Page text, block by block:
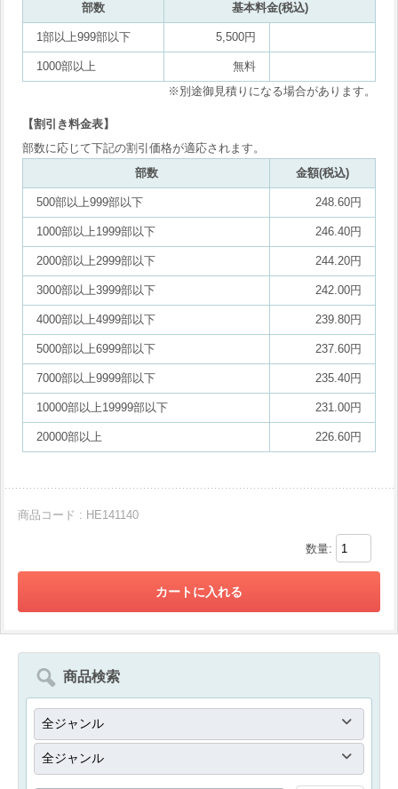
部数 基本料金(税込)
1部以上999部以下 5,500円
1000部以上
無料
※別途御見積りになる場合があります。
【割引き料金表】
部数に応じて下記の割引価格が適応されます。
部数
金額(税込)
500部以上999部以下 248.60円
1000部以上1999部以下 246.40円
2000部以上2999部以下 244.20円
3000部以上3999部以下 242.00円
4000部以上4999部以下 239.80円
5000部以上6999部以下 237.60円
7000部以上9999部以下 235.40円
10000部以上19999部以下 231.00円
20000部以上 226.60円
商品コード : HE141140
数量:
商品検索